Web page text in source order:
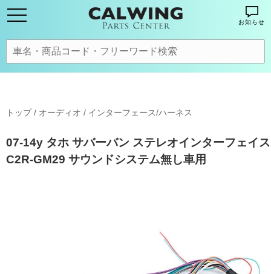
お知らせ
トップ/ オーディオ / インターフェース/ハーネス
07-14y タホ サバーバン ステレオインターフェイス
C2R-GM29 サウンドシステム無し車用